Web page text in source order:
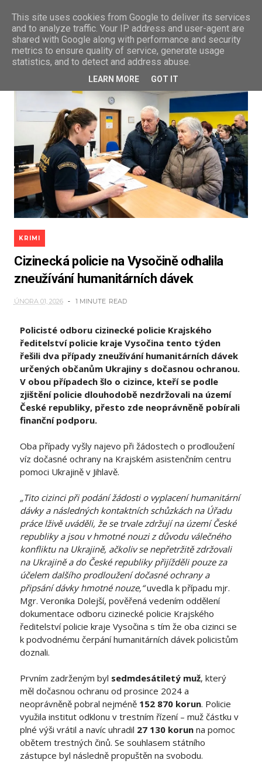
KRIMI
Cizinecká policie na Vysočině odhalila
zneužívání humanitárních dávek
ÚNORA 01, 2026 1 MINUTE READ
Policisté odboru cizinecké policie Krajského
ředitelství policie kraje Vysočina tento týden
řešili dva případy zneužívání humanitárních dávek
určených občanům Ukrajiny s dočasnou ochranou.
V obou případech šlo o cizince, kteří se podle
zjištění policie dlouhodobě nezdržovali na území
České republiky, přesto zde neoprávněně pobírali
finanční podporu.
Oba případy vyšly najevo při žádostech o prodloužení
víz dočasné ochrany na Krajském asistenčním centru
pomoci Ukrajině v Jihlavě.
„Tito cizinci při podání žádosti o vyplacení humanitární
dávky a následných kontaktních schůzkách na Úřadu
práce lživě uváděli, že se trvale zdržují na území České
republiky a jsou v hmotné nouzi z důvodu válečného
konfliktu na Ukrajině, ačkoliv se nepřetržitě zdržovali
na Ukrajině a do České republiky přijížděli pouze za
účelem dalšího prodloužení dočasné ochrany a
připsání dávky hmotné nouze,“uvedla k případu mjr.
Mgr. Veronika Dolejší, pověřená vedením oddělení
dokumentace odboru cizinecké policie Krajského
ředitelství policie kraje Vysočina s tím že oba cizinci se
k podvodnému čerpání humanitárních dávek policistům
doznali.
Prvním zadrženým byl sedmdesátiletý muž, který
měl dočasnou ochranu od prosince 2024 a
neoprávněně pobral nejméně 152 870 korun. Policie
využila institut odklonu v trestním řízení – muž částku v
plné výši vrátil a navíc uhradil 27 130 korunna pomoc
obětem trestných činů. Se souhlasem státního
zástupce byl následně propuštěn na svobodu.
This site uses cookies from Google to deliver its services
and to analyze traffic. Your IP address and user-agent are
shared with Google along with performance and security
metrics to ensure quality of service, generate usage
statistics, and to detect and address abuse.
LEARN MORE GOT IT